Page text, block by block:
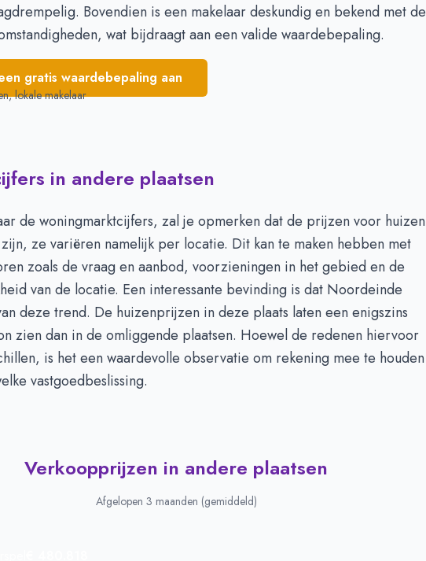
Bovendien is een makelaar deskundig en bekend met de
wat bijdraagt aan een valide waardebepaling.
gratis waardebepaling aan
lokale makelaar
in andere plaatsen
de woningmarktcijfers, zal je opmerken dat de prijzen voor huizen
ze variëren namelijk per locatie. Dit kan te maken hebben met
zoals de vraag en aanbod, voorzieningen in het gebied en de
van de locatie. Een interessante bevinding is dat Noordeinde
deze trend. De huizenprijzen in deze plaats laten een enigszins
zien dan in de omliggende plaatsen. Hoewel de redenen hiervoor
is het een waardevolle observatie om rekening mee te houden
vastgoedbeslissing.
Verkoopprijzen in andere plaatsen
Afgelopen 3 maanden (gemiddeld)